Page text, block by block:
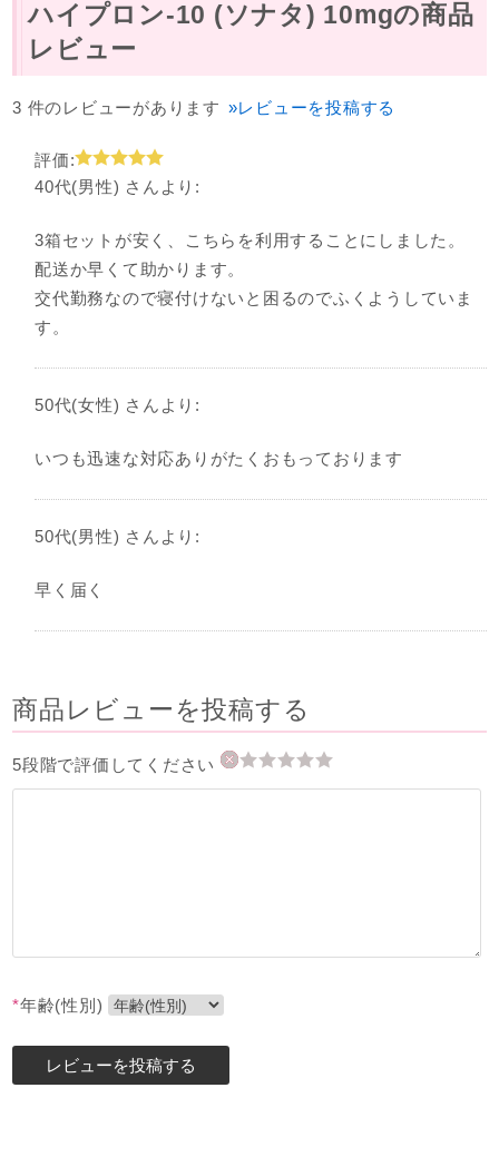
ハイプロン-10 (ソナタ) 10mgの商品
レビュー
3 件のレビューがあります »レビューを投稿する
評価:
40代(男性) さんより:
3箱セットが安く、こちらを利用することにしました。
配送か早くて助かります。
交代勤務なので寝付けないと困るのでふくようしていま
す。
50代(女性) さんより:
いつも迅速な対応ありがたくおもっております
50代(男性) さんより:
早く届く
商品レビューを投稿する
5段階で評価してください
*年齢(性別)